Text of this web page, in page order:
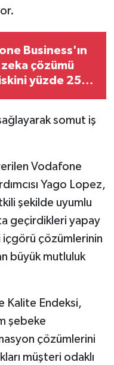
Business'ın
çözümü
yüzde 25
somut iş
Vodafone
Yago Lopez,
şekilde uyumlu
geçirdikleri yapay
çözümlerinin
büyük mutluluk
Kalite Endeksi,
şebeke
çözümlerini
müşteri odaklı